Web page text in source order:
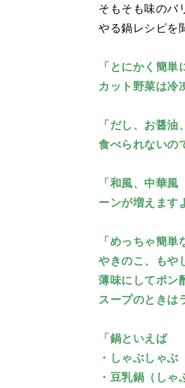
そもそも味のバ
やる鍋レシピを
「とにかく簡
カット野菜は冷
「だし、お醤
食べられないの
「和風、中華
ーンが増えます
「めっちゃ簡
やきのこ、もや
薄味にしてポン
スープのときは
「鍋といえば
・しゃぶしゃぶ
・豆乳鍋（し